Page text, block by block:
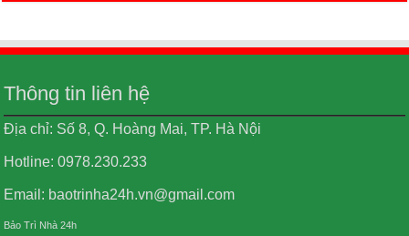
Thông tin liên hệ
Địa chỉ: Số 8, Q. Hoàng Mai, TP. Hà Nội
Hotline: 0978.230.233
Email: baotrinha24h.vn@gmail.com
Bảo Trì Nhà 24h